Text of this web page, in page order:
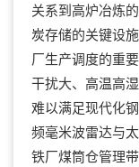
关系到高炉冶炼
炭存储的关键设
厂生产调度的重
干扰大、高温高
难以满足现代化
频毫米波雷达与
铁厂煤筒仓管理